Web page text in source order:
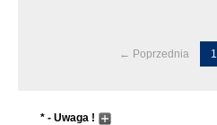
← Poprzednia 1
* - Uwaga !